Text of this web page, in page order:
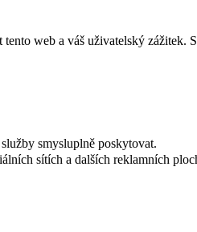
web a váš uživatelský zážitek.
smysluplně poskytovat.
sítích a dalších reklamních